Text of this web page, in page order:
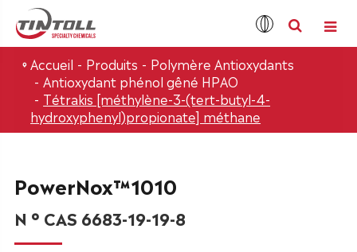
Accueil Produits
Polymère Antioxydants
Antioxydant phénol gêné HPAO
Tétrakis [méthylène-3-(tert-butyl-4-
hydroxyphenyl)propionate] méthane
PowerNox™1010
N ° CAS 6683-19-19-8